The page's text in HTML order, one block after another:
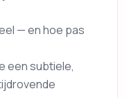
— en hoe pas
een subtiele,